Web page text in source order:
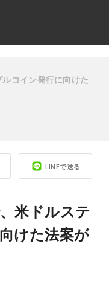
LINEで送る
米ドルステ
けた法案が
コイン発行に向けた